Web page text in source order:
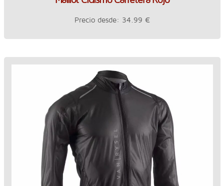
Precio desde: 34.99 €